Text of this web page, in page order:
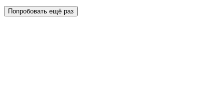
Попробовать ещё раз